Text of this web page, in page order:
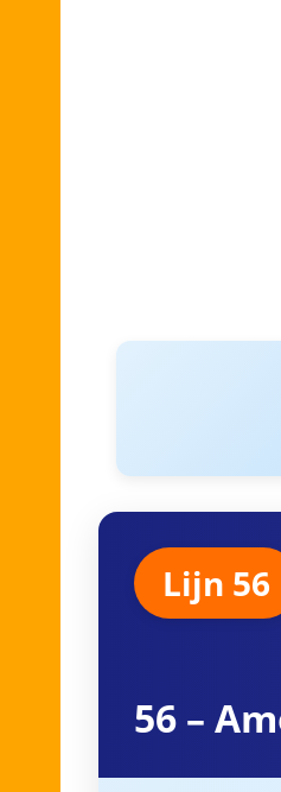
Lijn 56
56 –